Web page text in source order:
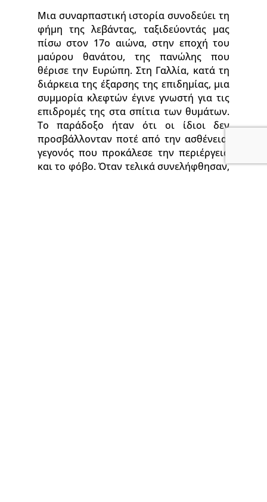
Μια συναρπαστική ιστορία συνοδεύει τη
φήμη της λεβάντας, ταξιδεύοντάς μας
πίσω στον 17ο αιώνα, στην εποχή του
μαύρου θανάτου, της πανώλης που
θέρισε την Ευρώπη. Στη Γαλλία, κατά τη
διάρκεια της έξαρσης της επιδημίας, μια
συμμορία κλεφτών έγινε γνωστή για τις
επιδρομές της στα σπίτια των θυμάτων.
Το παράδοξο ήταν ότι οι ίδιοι δεν
προσβάλλονταν ποτέ από την ασθένεια,
γεγονός που προκάλεσε την περιέργεια
και το φόβο. Όταν τελικά συνελήφθησαν,